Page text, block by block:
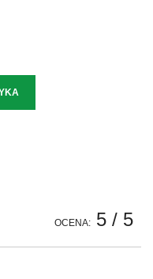
OCENA: 5 / 5